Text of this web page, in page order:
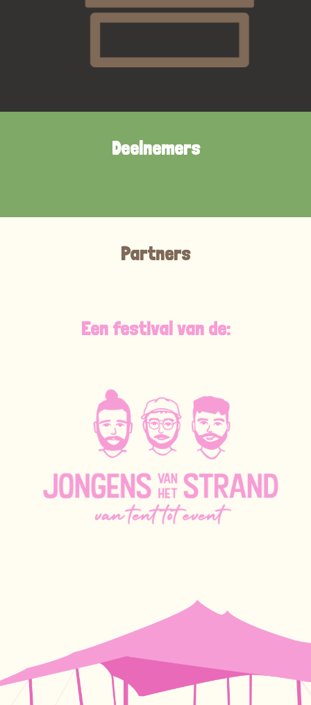
Deelnemers
Partners
Een festival van de: